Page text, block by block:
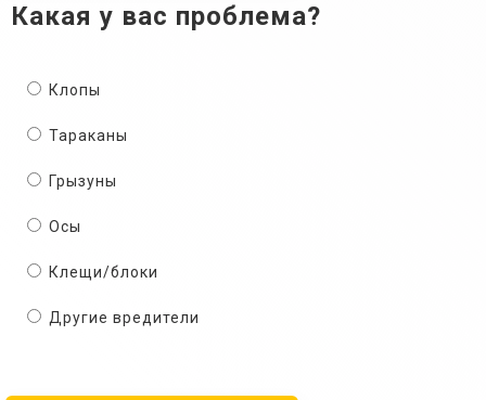
Какая у вас проблема?
Клопы
Тараканы
Грызуны
Осы
Клещи/блоки
Другие вредители